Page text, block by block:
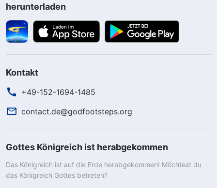
herunterladen
Kontakt
+49-152-1694-1485
contact.de@godfootsteps.org
Gottes Königreich ist herabgekommen
Das Königreich ist auf die Erde herabgekommen! Möchtest du
das Königreich Gottes betreten?